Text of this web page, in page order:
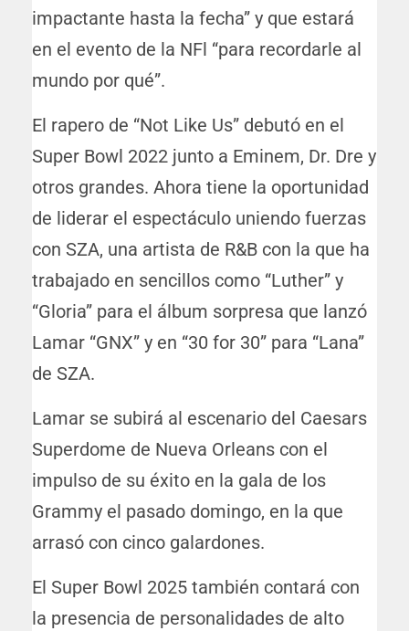
impactante hasta la fecha” y que estará
en el evento de la NFl “para recordarle al
mundo por qué”.
El rapero de “Not Like Us” debutó en el
Super Bowl 2022 junto a Eminem, Dr. Dre y
otros grandes. Ahora tiene la oportunidad
de liderar el espectáculo uniendo fuerzas
con SZA, una artista de R&B con la que ha
trabajado en sencillos como “Luther” y
“Gloria” para el álbum sorpresa que lanzó
Lamar “GNX” y en “30 for 30” para “Lana”
de SZA.
Lamar se subirá al escenario del Caesars
Superdome de Nueva Orleans con el
impulso de su éxito en la gala de los
Grammy el pasado domingo, en la que
arrasó con cinco galardones.
El Super Bowl 2025 también contará con
la presencia de personalidades de alto